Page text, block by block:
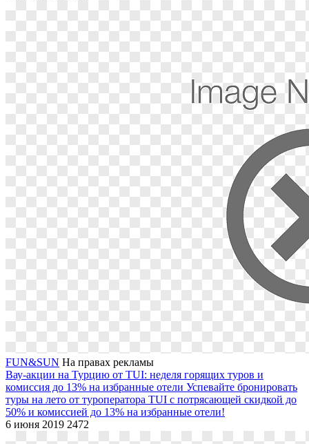
FUN&SUN На правах рекламы
Вау-акции на Турцию от TUI: неделя горящих туров и
комиссия до 13% на избранные отели Успевайте бронировать
туры на лето от туроператора TUI с потрясающей скидкой до
50% и комиссией до 13% на избранные отели!
6 июня 2019 2472